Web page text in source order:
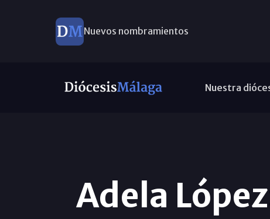
Nuevos nombramientos
Nuestra
Adela